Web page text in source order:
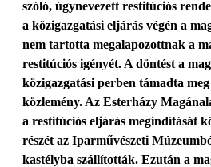
szóló, úgynevezett restitúciós
a közigazgatási eljárás végén a
nem tartotta megalapozottnak a
restitúciós igényét. A döntést a
közigazgatási perben támadta
közlemény. Az Esterházy
a restitúciós eljárás megindítását
részét az Iparművészeti
kastélyba szállították. Ezután a